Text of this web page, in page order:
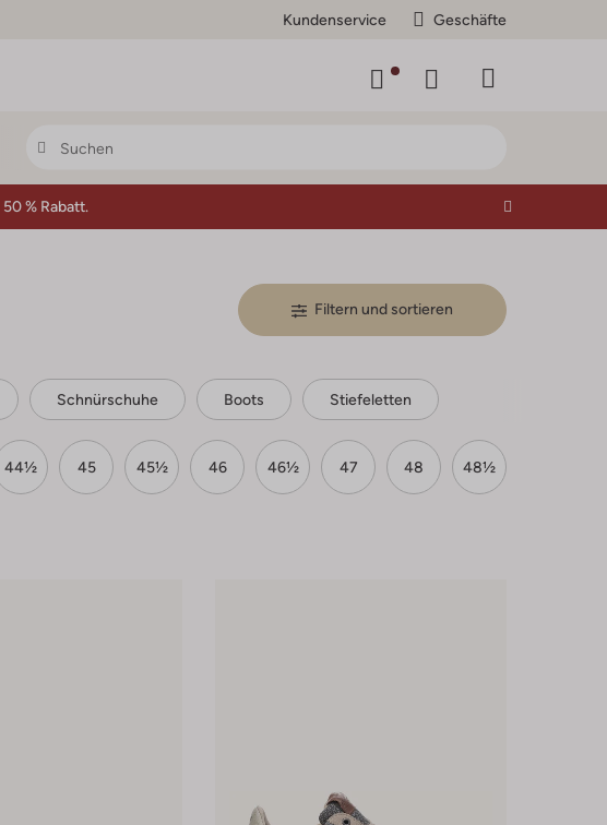
Kundenservice Geschäfte
50 % Rabatt.
Filtern und sortieren
Schnürschuhe Boots Stiefeletten
44½ 45 45½ 46 46½ 47 48 48½